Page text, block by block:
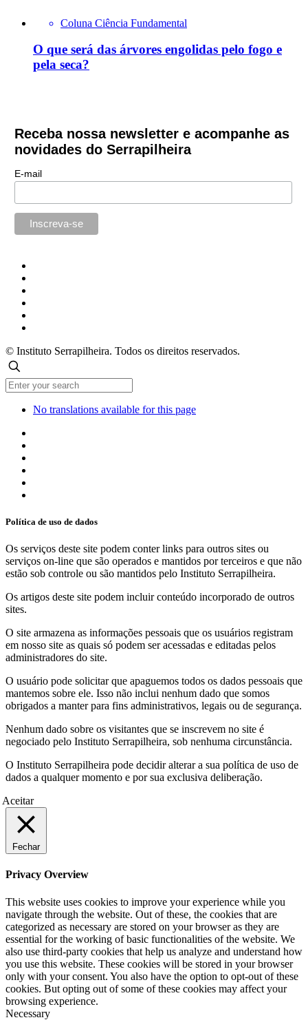
Coluna Ciência Fundamental
O que será das árvores engolidas pelo fogo e
pela seca?
Receba nossa newsletter e acompanhe as
novidades do Serrapilheira
E-mail
© Instituto Serrapilheira. Todos os direitos reservados.
No translations available for this page
Política de uso de dados
Os serviços deste site podem conter links para outros sites ou
serviços on-line que são operados e mantidos por terceiros e que não
estão sob controle ou são mantidos pelo Instituto Serrapilheira.
Os artigos deste site podem incluir conteúdo incorporado de outros
sites.
O site armazena as informações pessoais que os usuários registram
em nosso site as quais só podem ser acessadas e editadas pelos
administradores do site.
O usuário pode solicitar que apaguemos todos os dados pessoais que
mantemos sobre ele. Isso não inclui nenhum dado que somos
obrigados a manter para fins administrativos, legais ou de segurança.
Nenhum dado sobre os visitantes que se inscrevem no site é
negociado pelo Instituto Serrapilheira, sob nenhuma circunstância.
O Instituto Serrapilheira pode decidir alterar a sua política de uso de
dados a qualquer momento e por sua exclusiva deliberação.
Aceitar
Fechar
Privacy Overview
This website uses cookies to improve your experience while you
navigate through the website. Out of these, the cookies that are
categorized as necessary are stored on your browser as they are
essential for the working of basic functionalities of the website. We
also use third-party cookies that help us analyze and understand how
you use this website. These cookies will be stored in your browser
only with your consent. You also have the option to opt-out of these
cookies. But opting out of some of these cookies may affect your
browsing experience.
Necessary